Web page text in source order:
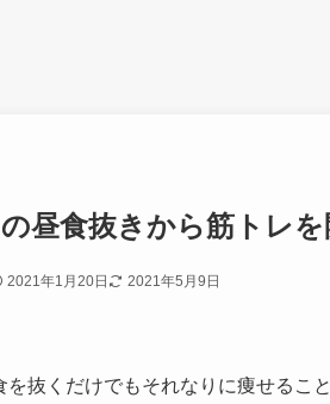
昼食抜きから筋トレ
2021年1月20日 2021年5月9日
を抜くだけでもそれなりに痩せるこ